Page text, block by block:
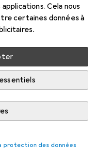
Cela nous
certaines données à
protection des données
8
panier